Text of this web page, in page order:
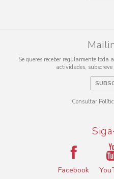
Se queres receber regularmente toda
actividades,
Consultar
Facebook